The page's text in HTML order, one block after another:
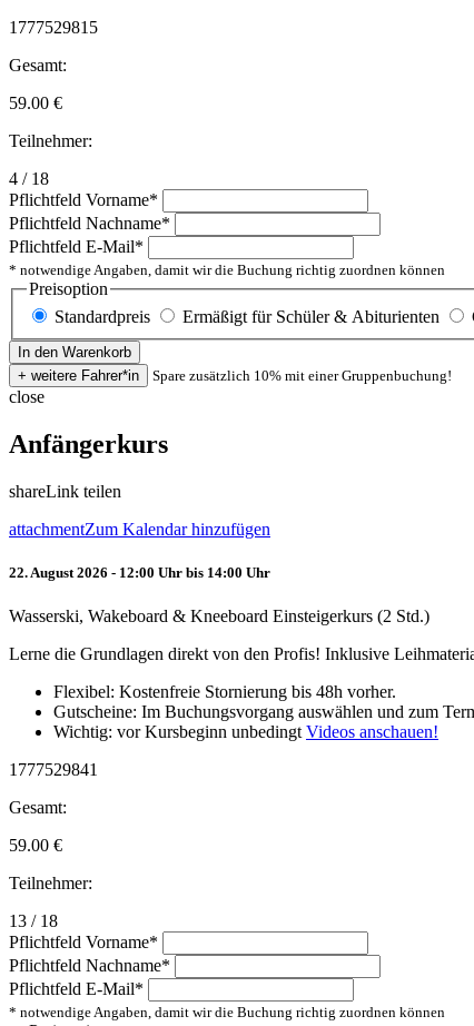
1777529815
Gesamt:
59.00 €
Teilnehmer:
4 / 18
Pflichtfeld Vorname*
Pflichtfeld Nachname*
Pflichtfeld E-Mail*
* notwendige Angaben, damit wir die Buchung richtig zuordnen können
Preisoption
Standardpreis
Ermäßigt für Schüler & Abiturienten
Spare zusätzlich 10% mit einer Gruppenbuchung!
close
Anfängerkurs
shareLink teilen
attachmentZum Kalendar hinzufügen
22. August 2026 - 12:00 Uhr bis 14:00 Uhr
Wasserski, Wakeboard & Kneeboard Einsteigerkurs (2 Std.)
Lerne die Grundlagen direkt von den Profis! Inklusive
Flexibel: Kostenfreie Stornierung bis 48h vorher.
Gutscheine: Im Buchungsvorgang auswählen und zum
Wichtig: vor Kursbeginn unbedingtVideos anschauen!
1777529841
Gesamt:
59.00 €
Teilnehmer:
13 / 18
Pflichtfeld Vorname*
Pflichtfeld Nachname*
Pflichtfeld E-Mail*
* notwendige Angaben, damit wir die Buchung richtig zuordnen können